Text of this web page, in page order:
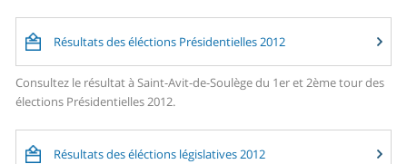
Résultats des éléctions Présidentielles 2012
Consultez le résultat à Saint-Avit-de-Soulège du 1er et 2ème tour des
élections Présidentielles 2012.
Résultats des éléctions législatives 2012